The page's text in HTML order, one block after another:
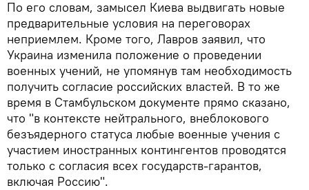
По его словам, замысел Киева выдвигать новые
предварительные условия на переговорах
неприемлем. Кроме того, Лавров заявил, что
Украина изменила положение о проведении
военных учений, не упомянув там необходимость
получить согласие российских властей. В то же
время в Стамбульском документе прямо сказано,
что "в контексте нейтрального, внеблокового
безъядерного статуса любые военные учения с
участием иностранных контингентов проводятся
только с согласия всех государств-гарантов,
включая Россию".